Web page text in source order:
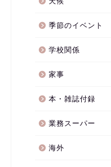
季節のイベント
学校関係
家事
本・雑誌付録
業務スーパー
海外